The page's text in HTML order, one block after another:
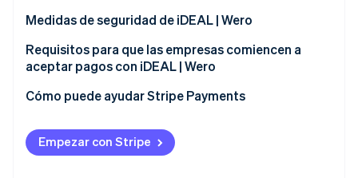
Confirmación inmediata de transacciones
Reducción de la exposición al riesgo
Acceso a datos de transacciones
Compatibilidad con diferentes plataformas
Procesos operativos optimizados
Comisiones por transacción
Comisiones mensuales e integración
Comisiones de gestión de disputas
Medidas de seguridad de iDEAL | Wero
Requisitos para que las empresas comiencen a
aceptar pagos con iDEAL | Wero
Cómo puede ayudar Stripe Payments
Empezar con Stripe